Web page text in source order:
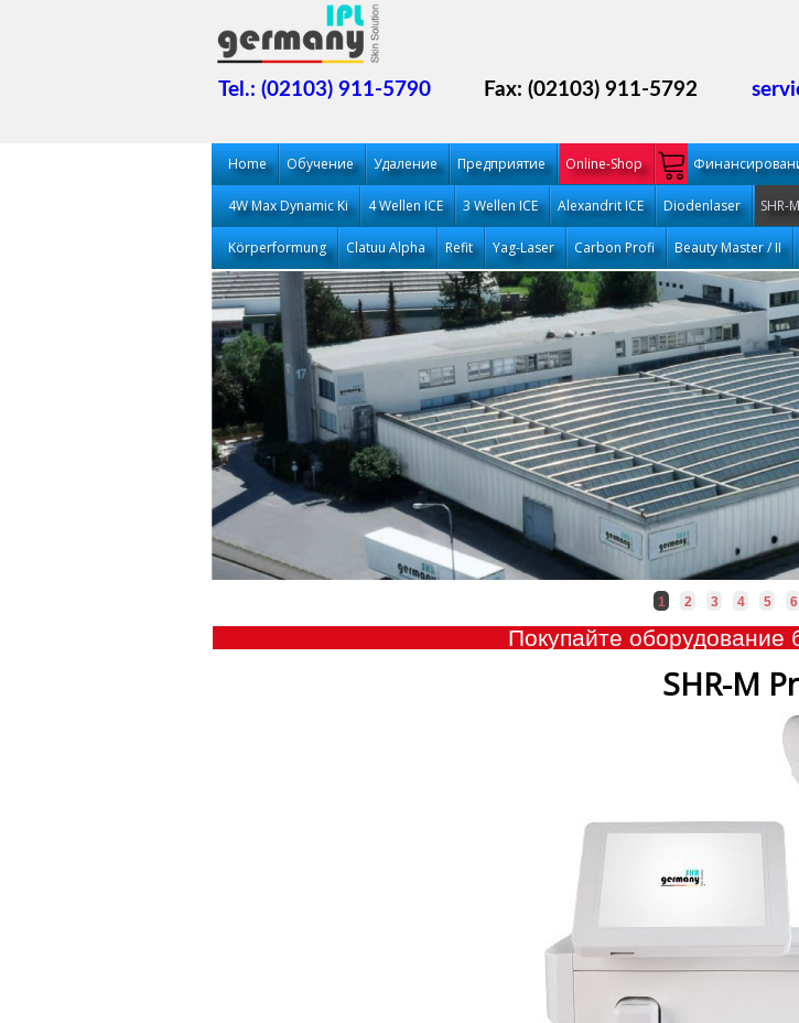
Tel.: (02103) 911-5790 Fax: (02103) 911-5792
Home Обучение Удаление Предприятие Online-Shop
4W Max Dynamic Ki 4 Wellen ICE 3 Wellen ICE Alexandrit ICE Diodenlaser SHR-
Körperformung Clatuu Alpha Refit Yag-Laser Carbon Profi Beauty Master / II
1 2 3 4 5 6
Покупайте оборудование
SHR-M